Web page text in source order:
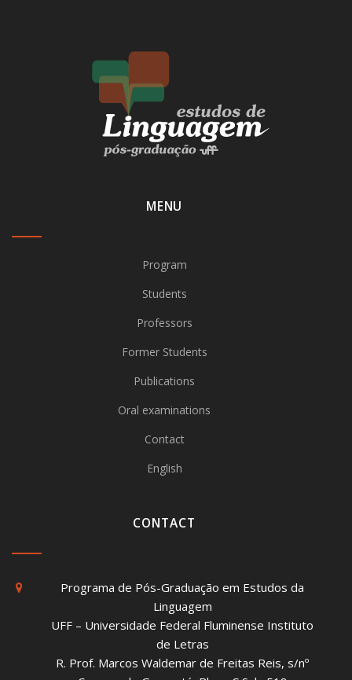
MENU
Program
Students
Professors
Former Students
Publications
Oral examinations
Contact
English
CONTACT
Programa de Pós-Graduação em Estudos da
Linguagem
UFF – Universidade Federal Fluminense Instituto
de Letras
R. Prof. Marcos Waldemar de Freitas Reis, s/nº